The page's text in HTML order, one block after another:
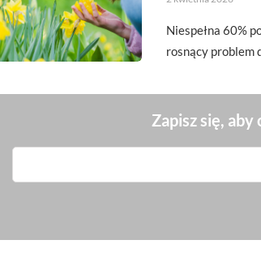
Niespełna 60%
rosnący problem
Zapisz się,